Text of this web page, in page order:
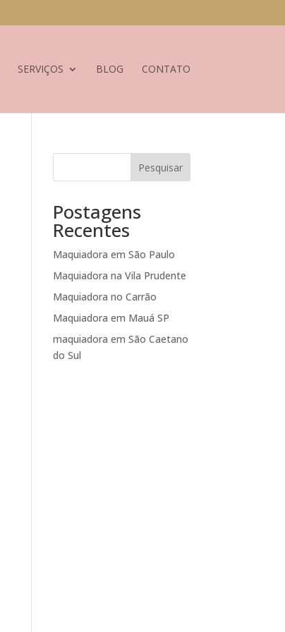
SERVIÇOS BLOG CONTATO
Pesquisar
Postagens
Recentes
Maquiadora em São Paulo
Maquiadora na Vila Prudente
Maquiadora no Carrão
Maquiadora em Mauá SP
maquiadora em São Caetano
do Sul